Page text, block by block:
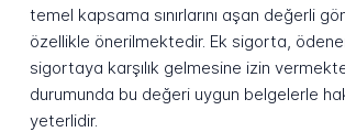
temel kapsama sınırlarını aşan değerli
özellikle önerilmektedir. Ek sigorta,
sigortaya karşılık gelmesine izin
durumunda bu değeri uygun belgelerle
yeterlidir.